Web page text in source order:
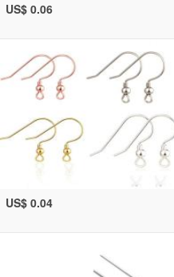
US$ 0.06
US$ 0.04